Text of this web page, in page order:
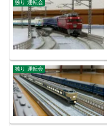
独り 運転会
独り 運転会